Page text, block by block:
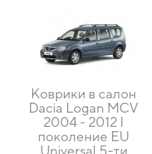
Коврики в салон
Dacia Logan MCV
2004 - 2012 I
поколение EU
Universal 5-ти